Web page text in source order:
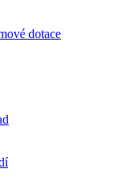
dotace